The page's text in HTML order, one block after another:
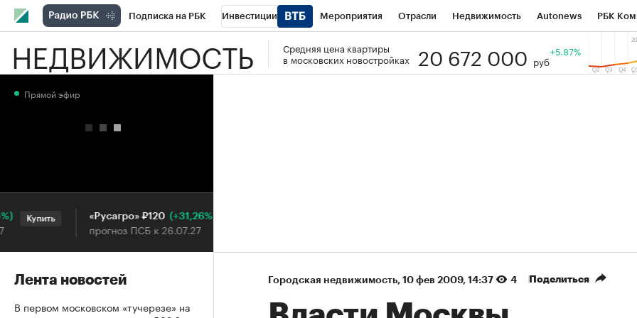
Подписка на РБК Инвестиции Мероприятия Отрасли Недвижимость Autonews РБК
РБК Вино Спорт Школа управления РБК РБК Образование Тренды
НЕДВИЖИМОСТЬ
Средняя цена квартиры
в московских новостройках
20 672 000 руб
+5.87%
Городская недвижимость⁠, 10 фев 2009, 14:37 4 Поделиться
Прямой эфир
Купить «Русагро» ₽120 (+31,26%)
прогноз ПСБ к 26.07.27
Купить
Лента новостей
В первом московском «тучерезе» на